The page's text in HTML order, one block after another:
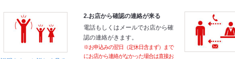
2.お店から確認の連絡が来る
電話もしくはメールでお店から確
認の連絡がきます。
※お申込みの翌日（定休日含まず）まで
にお店から連絡がなかった場合は直接お